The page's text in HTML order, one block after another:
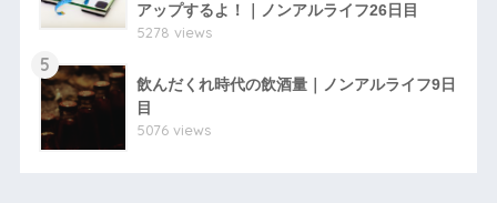
アップするよ！｜ノンアルライフ26日目
5278 views
5
飲んだくれ時代の飲酒量｜ノンアルライフ9日
目
5076 views